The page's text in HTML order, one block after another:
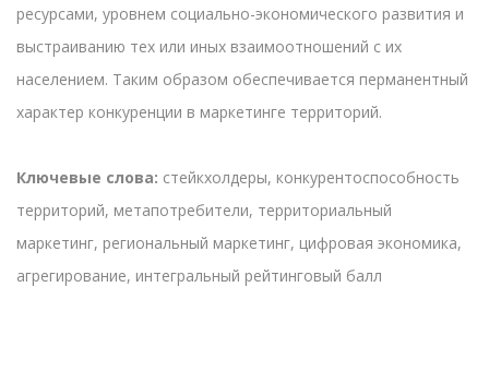
ресурсами, уровнем социально-экономического развития и
выстраиванию тех или иных взаимоотношений с их
населением. Таким образом обеспечивается перманентный
характер конкуренции в маркетинге территорий.
Ключевые слова: стейкхолдеры, конкурентоспособность
территорий, метапотребители, территориальный
маркетинг, региональный маркетинг, цифровая экономика,
агрегирование, интегральный рейтинговый балл